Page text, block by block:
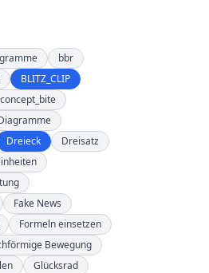
bbr
BLITZ_CLIP
concept_bite
Dreieck
Dreisatz
Fake News
Formeln einsetzen
Bewegung
Glücksrad